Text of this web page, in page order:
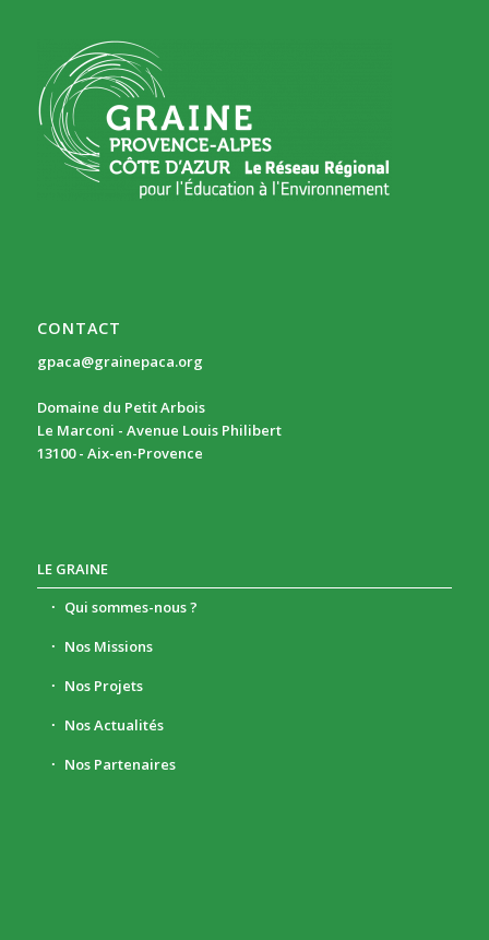
CONTACT
gpaca@grainepaca.org
Domaine du Petit Arbois
Le Marconi - Avenue Louis Philibert
13100 - Aix-en-Provence
LE GRAINE
Qui sommes-nous ?
Nos Missions
Nos Projets
Nos Actualités
Nos Partenaires